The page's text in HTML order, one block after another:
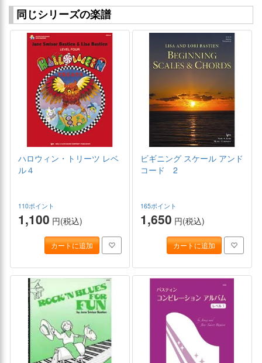
同じシリーズの楽譜
ハロウィン・トリーツ レベ
ル４
110ポイント
1,100 円(税込)
カートに追加
ビギニング スケール アンド
コード 2
165ポイント
1,650 円(税込)
カートに追加